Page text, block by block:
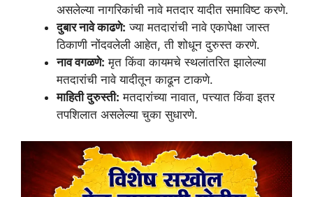
असलेल्या नागरिकांची नावे मतदार यादीत समाविष्ट करणे.
दुबार नावे काढणे: ज्या मतदारांची नावे एकापेक्षा जास्त
ठिकाणी नोंदवलेली आहेत, ती शोधून दुरुस्त करणे.
नाव वगळणे: मृत किंवा कायमचे स्थलांतरित झालेल्या
मतदारांची नावे यादीतून काढून टाकणे.
माहिती दुरुस्ती: मतदारांच्या नावात, पत्त्यात किंवा इतर
तपशिलात असलेल्या चुका सुधारणे.